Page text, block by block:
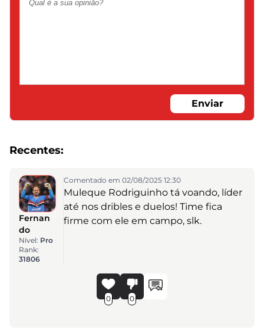
Enviar
Recentes:
Fernan
do
Nível: Pro
Rank:
31806
Comentado em 02/08/2025 12:30
Muleque Rodriguinho tá voando, líder
até nos dribles e duelos! Time fica
firme com ele em campo, slk.
0 0